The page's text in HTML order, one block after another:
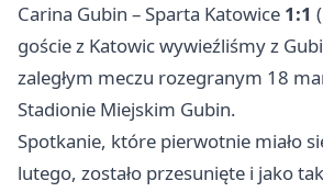
Carina Gubin – Sparta Katowice 1:1
goście z Katowic wywieźliśmy z
zaległym meczu rozegranym 18
Stadionie Miejskim Gubin.
Spotkanie, które pierwotnie miało
lutego, zostało przesunięte i jako